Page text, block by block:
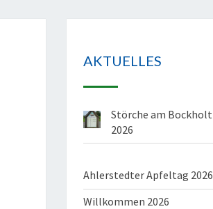
AKTUELLES
Störche am Bockholt
2026
Ahlerstedter Apfeltag 2026
Willkommen 2026